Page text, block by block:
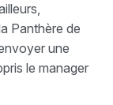
Panthère de
une
le manager